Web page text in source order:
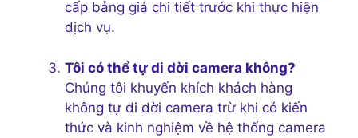
cấp bảng giá chi tiết trước khi thực hiện
dịch vụ.
Tôi có thể tự di dời camera không?
Chúng tôi khuyến khích khách hàng
không tự di dời camera trừ khi có kiến
thức và kinh nghiệm về hệ thống camera